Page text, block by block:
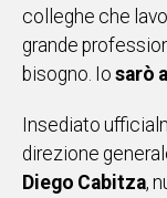
colleghe che
grande
bisogno. Io sarò
Insediato
direzione
Diego Cabitza,